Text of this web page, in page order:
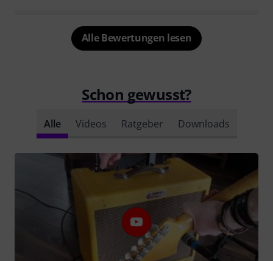
Alle Bewertungen lesen
Schon gewusst?
Alle Videos Ratgeber Downloads